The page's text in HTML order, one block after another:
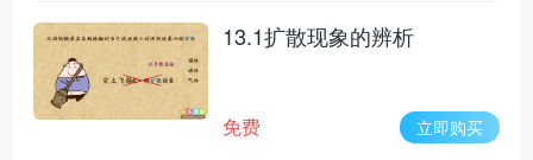
13.1扩散现象的辨析
立即购买
免费